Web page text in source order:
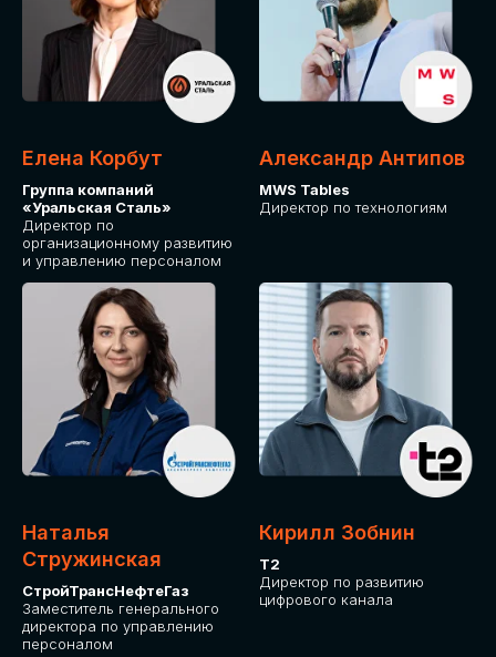
Елена Корбут
Группа компаний
«Уральская Сталь»
Директор по
организационному развитию
и управлению персоналом
Александр Антипов
MWS Tables
Директор по технологиям
Наталья
Стружинская
СтройТрансНефтеГаз
Заместитель генерального
директора по управлению
персоналом
Кирилл Зобнин
Т2
Директор по развитию
цифрового канала
Приглашаем стать спикером GLOBAL
TECH FORUM и поделиться своим
опытом и экспертизой. Будем рады
сотрудничеству!
СТАТЬ
СПИКЕРОМ
IT Solutions for Business